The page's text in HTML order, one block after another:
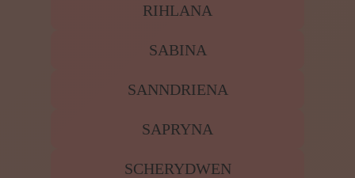
RIHLANA
SABINA
SANNDRIENA
SAPRYNA
SCHERYDWEN